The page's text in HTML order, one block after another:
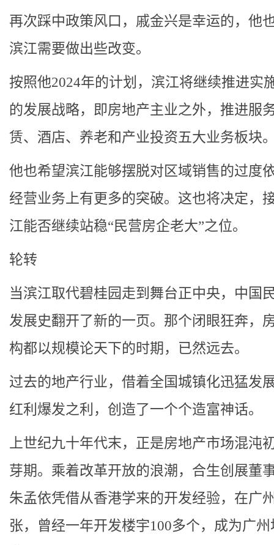
再次踩中政策风口，戚金兴是幸运的，他
滨江需要做出些改变。
按照他2024年的计划，滨江将继续推进实
的发展战略，即房地产主业之外，推进服
赁、酒店、养老和产业投资五大业务板块
他也希望滨江能够摆脱对区域销售的过度
经营业务上有更多的突破。这也将决定，
江能否继续站稳“民营房企老大”之位。
轮转
当滨江取代碧桂园走到舞台正中央，中国
发展史翻开了新的一页。那个闭眼狂奔，
构都以规模论天下的时期，已然远去。
过去的地产行业，借着全国城镇化迅猛发
红利爆发之利，创造了一个个造富神话。
上世纪九十年代末，正是房地产市场混沌
芽期。乘着改革开放的浪潮，合生创展董
朱孟依凭借从香港学来的开发经验，在广
张，曾经一年开发楼宇100多个，成为广